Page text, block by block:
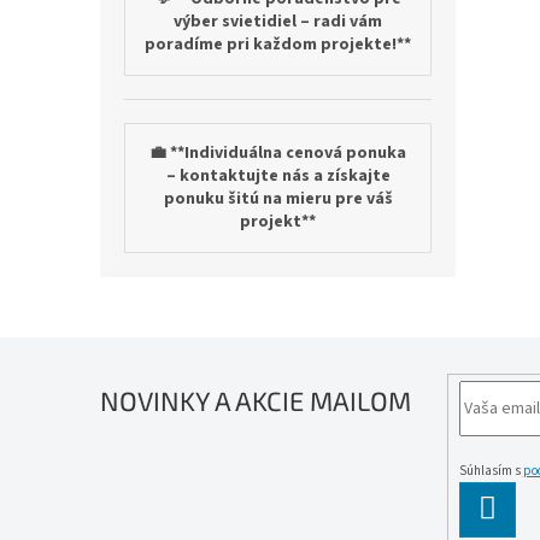
výber svietidiel – radi vám
poradíme pri každom projekte!**
💼 **Individuálna cenová ponuka
– kontaktujte nás a získajte
ponuku šitú na mieru pre váš
projekt**
NOVINKY A AKCIE MAILOM
Súhlasím s
SE